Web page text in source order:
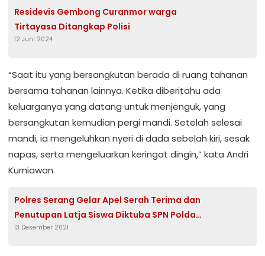
Residevis Gembong Curanmor warga
Tirtayasa Ditangkap Polisi
12 Juni 2024
“Saat itu yang bersangkutan berada di ruang tahanan
bersama tahanan lainnya. Ketika diberitahu ada
keluarganya yang datang untuk menjenguk, yang
bersangkutan kemudian pergi mandi. Setelah selesai
mandi, ia mengeluhkan nyeri di dada sebelah kiri, sesak
napas, serta mengeluarkan keringat dingin,” kata Andri
Kurniawan.
Polres Serang Gelar Apel Serah Terima dan
Penutupan Latja Siswa Diktuba SPN Polda
Banten
13 Desember 2021